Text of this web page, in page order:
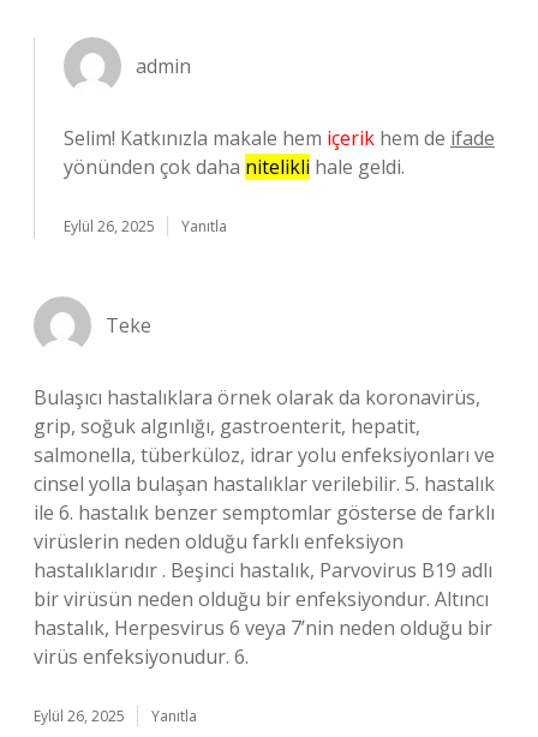
admin
Selim! Katkınızla makale hem içerik hem de ifade
yönünden çok daha nitelikli hale geldi.
Eylül 26, 2025 Yanıtla
Teke
Bulaşıcı hastalıklara örnek olarak da koronavirüs,
grip, soğuk algınlığı, gastroenterit, hepatit,
salmonella, tüberküloz, idrar yolu enfeksiyonları ve
cinsel yolla bulaşan hastalıklar verilebilir. 5. hastalık
ile 6. hastalık benzer semptomlar gösterse de farklı
virüslerin neden olduğu farklı enfeksiyon
hastalıklarıdır . Beşinci hastalık, Parvovirus B19 adlı
bir virüsün neden olduğu bir enfeksiyondur. Altıncı
hastalık, Herpesvirus 6 veya 7’nin neden olduğu bir
virüs enfeksiyonudur. 6.
Eylül 26, 2025 Yanıtla